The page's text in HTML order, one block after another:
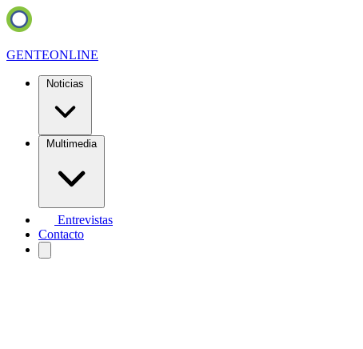
GENTEONLINE
Noticias
Multimedia
Entrevistas
Contacto